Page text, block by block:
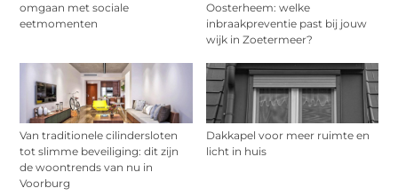
omgaan met sociale
eetmomenten
Oosterheem: welke
inbraakpreventie past bij jouw
wijk in Zoetermeer?
Van traditionele cilindersloten
tot slimme beveiliging: dit zijn
de woontrends van nu in
Voorburg
Dakkapel voor meer ruimte en
licht in huis